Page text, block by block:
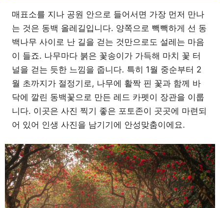
매표소를 지나 공원 안으로 들어서면 가장 먼저 만나
는 것은 동백 올레길입니다. 양쪽으로 빽빽하게 선 동
백나무 사이로 난 길을 걷는 것만으로도 설레는 마음
이 들죠. 나무마다 붉은 꽃송이가 가득해 마치 꽃 터
널을 걷는 듯한 느낌을 줍니다. 특히 1월 중순부터 2
월 초까지가 절정기로, 나무에 활짝 핀 꽃과 함께 바
닥에 깔린 동백꽃으로 만든 레드 카펫이 장관을 이룹
니다. 이곳은 사진 찍기 좋은 포토존이 곳곳에 마련되
어 있어 인생 사진을 남기기에 안성맞춤이에요.